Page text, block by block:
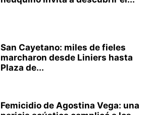
San Cayetano: miles de fieles
marcharon desde Liniers hasta
Plaza de...
Femicidio de Agostina Vega: una